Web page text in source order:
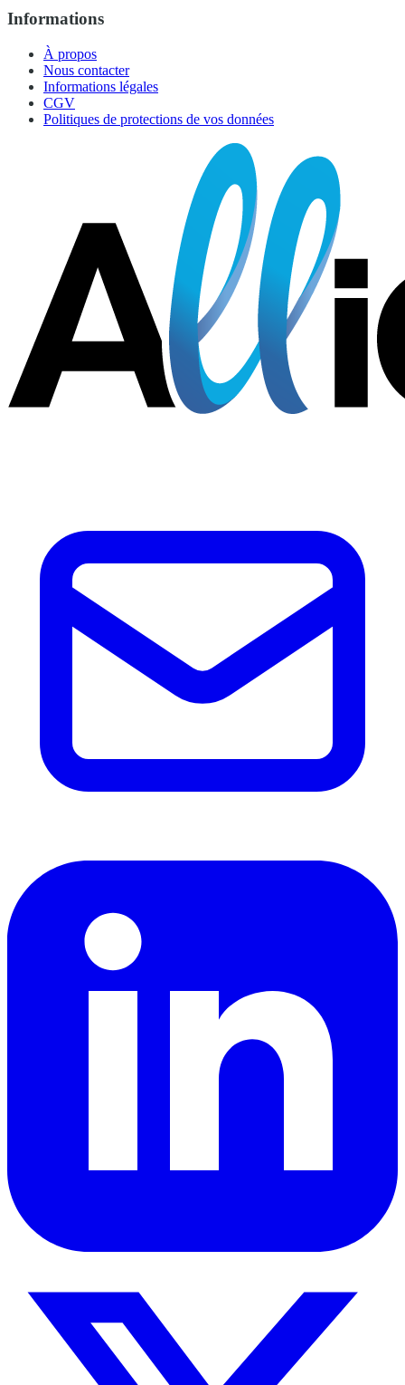
Informations
À propos
Nous contacter
Informations légales
CGV
Politiques de protections de vos données